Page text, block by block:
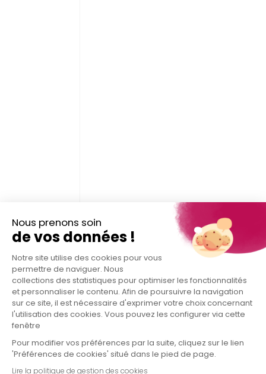
Nous prenons soin
de vos données !
Notre site utilise des cookies pour vous
permettre de naviguer. Nous
collections des statistiques pour optimiser les fonctionnalités
et personnaliser le contenu. Afin de poursuivre la navigation
sur ce site, il est nécessaire d'exprimer votre choix concernant
l'utilisation des cookies. Vous pouvez les configurer via cette
fenêtre
Pour modifier vos préférences par la suite, cliquez sur le lien
'Préférences de cookies' situé dans le pied de page.
Lire la politique de gestion des cookies